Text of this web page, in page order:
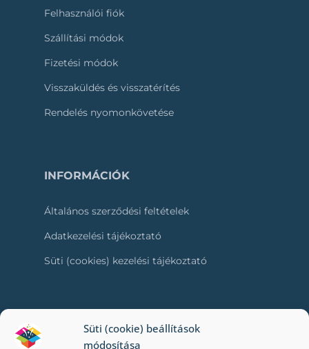
Süti (cookie) beállítások
módosítása
Felhasználói fiók
Szállítási módok
Fizetési módok
Visszaküldés és visszatérítés
Rendelés nyomonkövetése
INFORMÁCIÓK
Általános szerződési feltételek
Adatkezelési tájékoztató
Süti (cookies) kezelési tájékoztató
RÓLUNK